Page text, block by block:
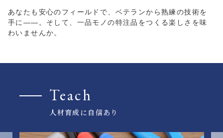
あなたも安心のフィールドで、ベテランから熟練の技術を
手に――。 そして、一品モノの特注品をつくる楽しさを味
わいませんか。
Teach
人材育成に自信あり